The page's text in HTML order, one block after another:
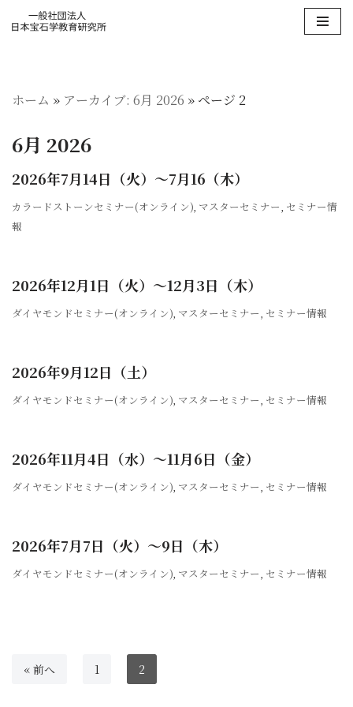
ン
へ
キ
ッ
プ
ホーム » アーカイブ: 6月 2026 » ページ 2
6月 2026
2026年7月14日（火）〜7月16（木）
カラードストーンセミナー(オンライン), マスターセミナー, セミナー情
報
2026年12月1日（火）〜12月3日（木）
ダイヤモンドセミナー(オンライン), マスターセミナー, セミナー情報
2026年9月12日（土）
ダイヤモンドセミナー(オンライン), マスターセミナー, セミナー情報
2026年11月4日（水）〜11月6日（金）
ダイヤモンドセミナー(オンライン), マスターセミナー, セミナー情報
2026年7月7日（火）〜9日（木）
ダイヤモンドセミナー(オンライン), マスターセミナー, セミナー情報
« 前へ 1 2